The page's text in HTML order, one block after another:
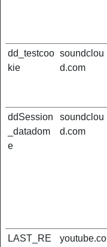
dd_testcoo
kie
soundclou
d.com
ddSession
_datadom
e
soundclou
d.com
LAST_RE
youtube.co